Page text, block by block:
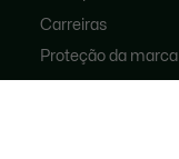
Carreiras
Proteção da marca